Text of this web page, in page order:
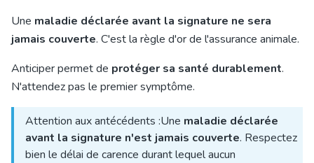
Une maladie déclarée avant la signature ne sera
jamais couverte. C'est la règle d'or de l'assurance animale.
Anticiper permet de protéger sa santé durablement.
N'attendez pas le premier symptôme.
Attention aux antécédents :Une maladie déclarée
avant la signature n'est jamais couverte. Respectez
bien le délai de carence durant lequel aucun